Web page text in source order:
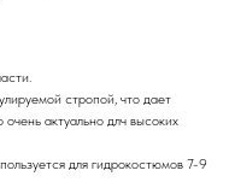
стропой, что дает
актуально длч высоких
для гидрокостюмов 7-9